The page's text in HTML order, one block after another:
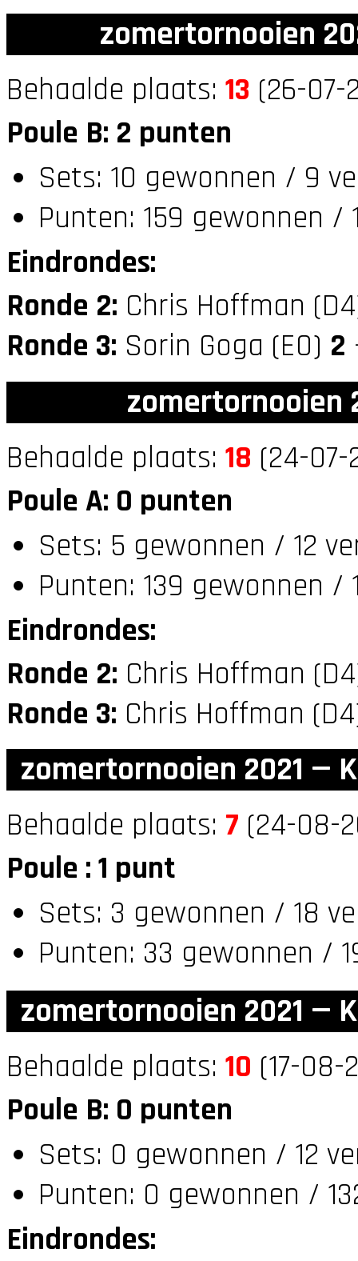
zomertornooien
Behaalde plaats: 13 (26-07-
Poule B: 2 punten
Sets: 10 gewonnen / 9
Punten: 159 gewonnen /
Eindrondes:
Ronde 2: Chris Hoffman
Ronde 3: Sorin Goga (E0) 2
zomertornooien
Behaalde plaats: 18 (24-07-
Poule A: 0 punten
Sets: 5 gewonnen / 12
Punten: 139 gewonnen /
Eindrondes:
Ronde 2: Chris Hoffman
Ronde 3: Chris Hoffman
zomertornooien 2021 —
Behaalde plaats: 7 (24-08-
Poule : 1 punt
Sets: 3 gewonnen / 18
Punten: 33 gewonnen /
zomertornooien 2021 —
Behaalde plaats: 10 (17-08-
Poule B: 0 punten
Sets: 0 gewonnen / 12
Punten: 0 gewonnen /
Eindrondes: